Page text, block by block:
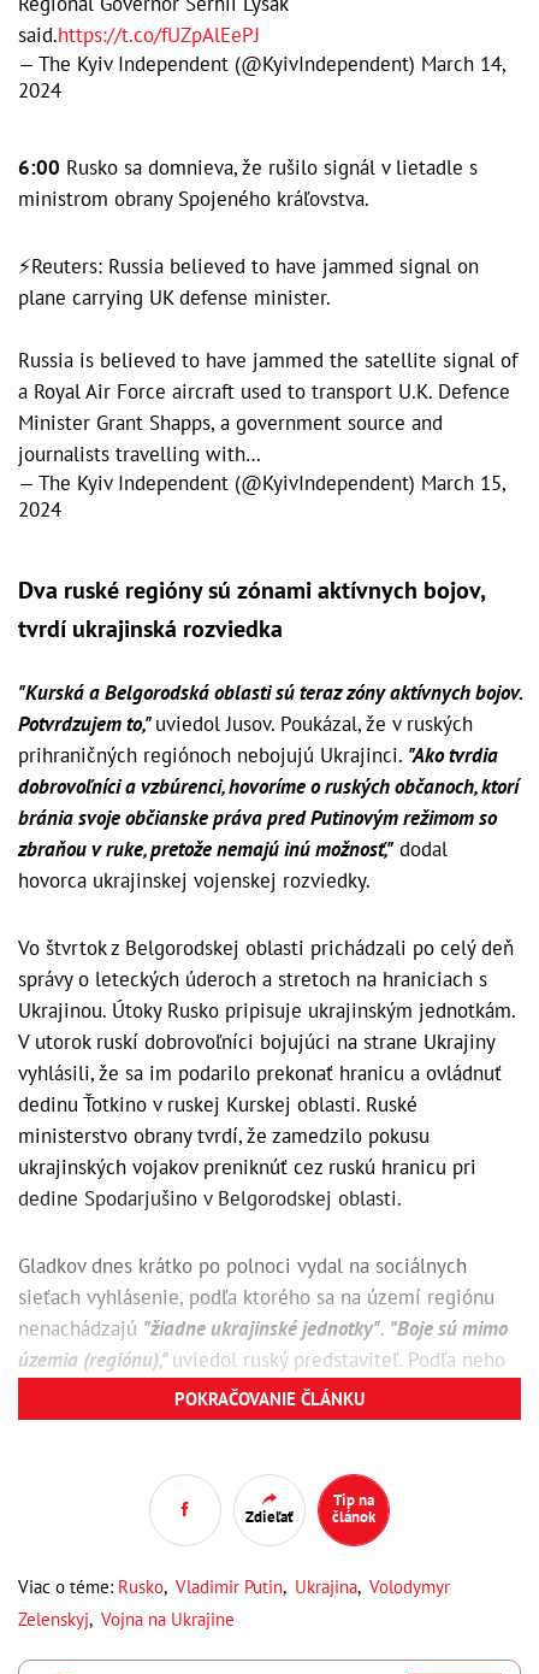
said.https://t.co/fUZpAlEePJ
— The Kyiv Independent (@KyivIndependent) March 14,
2024
6:00 Rusko sa domnieva, že rušilo signál v lietadle s
ministrom obrany Spojeného kráľovstva.
⚡️Reuters: Russia believed to have jammed signal on
plane carrying UK defense minister.
Russia is believed to have jammed the satellite signal of
a Royal Air Force aircraft used to transport U.K. Defence
Minister Grant Shapps, a government source and
journalists travelling with…
— The Kyiv Independent (@KyivIndependent) March 15,
2024
Dva ruské regióny sú zónami aktívnych bojov,
tvrdí ukrajinská rozviedka
"Kurská a Belgorodská oblasti sú teraz zóny aktívnych bojov.
Potvrdzujem to,"uviedol Jusov. Poukázal, že v ruských
prihraničných regiónoch nebojujú Ukrajinci. "Ako tvrdia
dobrovoľníci a vzbúrenci, hovoríme o ruských občanoch, ktorí
bránia svoje občianske práva pred Putinovým režimom so
zbraňou v ruke, pretože nemajú inú možnosť," dodal
hovorca ukrajinskej vojenskej rozviedky.
Vo štvrtok z Belgorodskej oblasti prichádzali po celý deň
správy o leteckých úderoch a stretoch na hraniciach s
Ukrajinou. Útoky Rusko pripisuje ukrajinským jednotkám.
V utorok ruskí dobrovoľníci bojujúci na strane Ukrajiny
vyhlásili, že sa im podarilo prekonať hranicu a ovládnuť
dedinu Ťotkino v ruskej Kurskej oblasti. Ruské
ministerstvo obrany tvrdí, že zamedzilo pokusu
ukrajinských vojakov preniknúť cez ruskú hranicu pri
dedine Spodarjušino v Belgorodskej oblasti.
Gladkov dnes krátko po polnoci vydal na sociálnych
sieťach vyhlásenie, podľa ktorého sa na území regiónu
nenachádzajú "žiadne ukrajinské jednotky". "Boje sú mimo
územia (regiónu),"uviedol ruský predstaviteľ. Podľa neho
je však jedna z dedín, kde boli boje najprudšie, vážne
poničené.
POKRAČOVANIE ČLÁNKU
Zdieľať
Tip na
článok
Viac o téme: Rusko, Vladimir Putin, Ukrajina, Volodymyr
Zelenskyj, Vojna na Ukrajine